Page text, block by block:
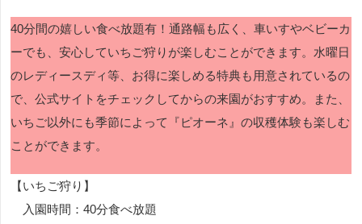
40分間の嬉しい食べ放題有！通路幅も広く、車いすやベビーカ
ーでも、安心していちご狩りが楽しむことができます。水曜日
のレディースディ等、お得に楽しめる特典も用意されているの
で、公式サイトをチェックしてからの来園がおすすめ。また、
いちご以外にも季節によって『ピオーネ』の収穫体験も楽しむ
ことができます。
【いちご狩り】
入園時間：40分食べ放題